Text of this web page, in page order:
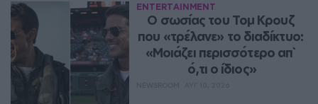
ENTERTAINMENT
Ο σωσίας του Τομ Κρουζ
που «τρέλανε» το διαδίκτυο:
«Μοιάζει περισσότερο απ`
ό,τι ο ίδιος»